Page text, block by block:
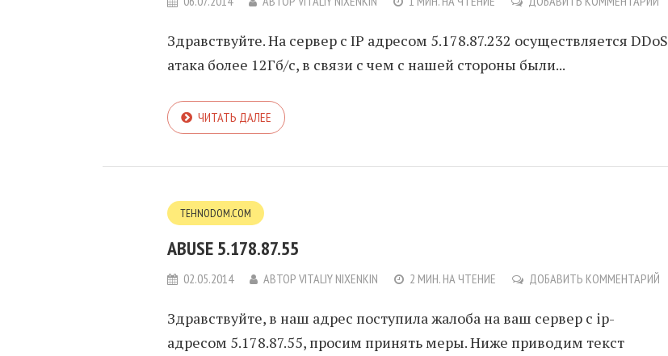
Здравствуйте. На сервер с IP адресом 5.178.87.232 осуществляется DDoS
атака более 12Гб/с, в связи с чем с нашей стороны были...
ЧИТАТЬ ДАЛЕЕ
TEHNODOM.COM
ABUSE 5.178.87.55
02.05.2014 АВТОР VITALIY NIXENKIN 2 МИН. НА ЧТЕНИЕ ДОБАВИТЬ КОММЕНТАРИЙ
Здравствуйте, в наш адрес поступила жалоба на ваш сервер с ip-
адресом 5.178.87.55, просим принять меры. Ниже приводим текст